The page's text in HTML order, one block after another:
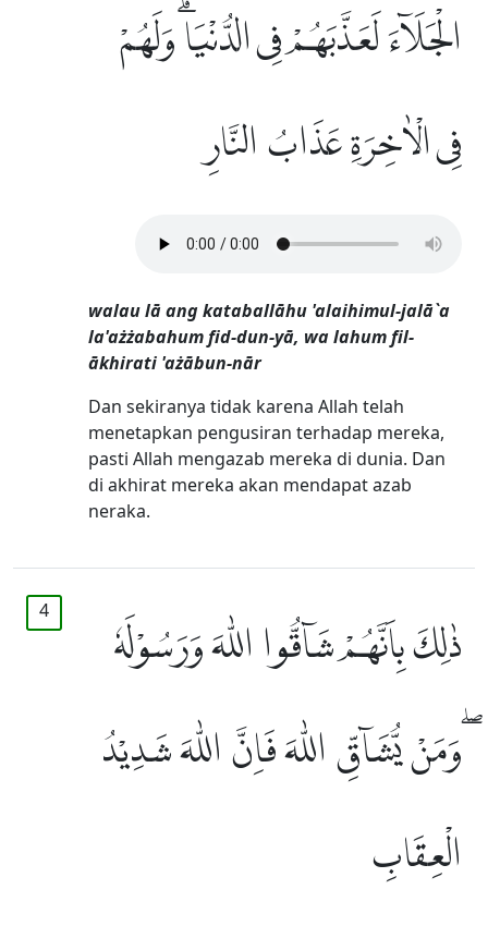
الْجَلَاۤءَ لَعَذَّبَهُمْ فِى الدُّنْيَاۗ وَلَهُمْ
فِى الْاٰخِرَةِ عَذَابُ النَّارِ
walau lā ang kataballāhu 'alaihimul-jalā`a
la'ażżabahum fid-dun-yā, wa lahum fil-
ākhirati 'ażābun-nār
Dan sekiranya tidak karena Allah telah
menetapkan pengusiran terhadap mereka,
pasti Allah mengazab mereka di dunia. Dan
di akhirat mereka akan mendapat azab
neraka.
4
ذٰلِكَ بِاَنَّهُمْ شَاۤقُّوا اللّٰهَ وَرَسُوْلَهٗ
ۖوَمَنْ يُّشَاۤقِّ اللّٰهَ فَاِنَّ اللّٰهَ شَدِيْدُ
الْعِقَابِ